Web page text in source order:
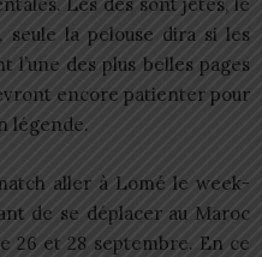
seule la pelouse dira si les
des plus belles pages
encore patienter pour
légende.
aller à Lomé le week-
de se déplacer au Maroc
26 et 28 septembre. En ce